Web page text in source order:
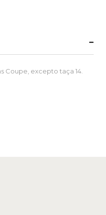
Coupe, excepto taça 14.